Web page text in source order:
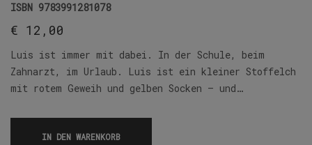
ISBN 9783991281078
€ 12,00
Luis ist immer mit dabei. In der Schule, beim
Zahnarzt, im Urlaub. Luis ist ein kleiner Stoffelch
mit rotem Geweih und gelben Socken – und…
IN DEN WARENKORB